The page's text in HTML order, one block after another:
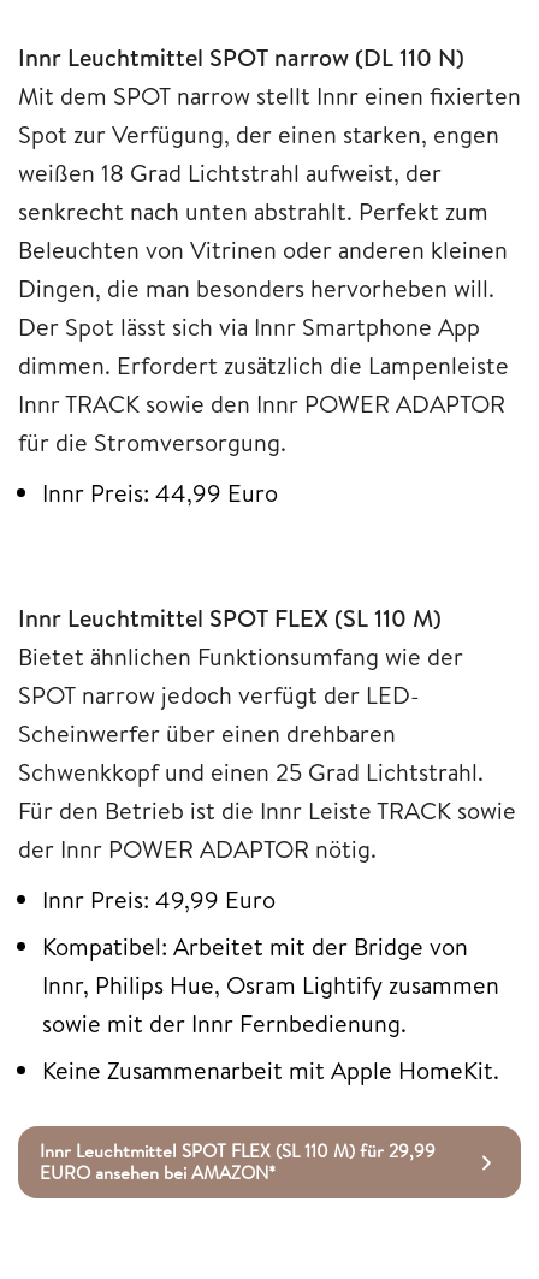
Innr Leuchtmittel SPOT narrow (DL 110 N)
Mit dem SPOT narrow stellt Innr einen fixierten
Spot zur Verfügung, der einen starken, engen
weißen 18 Grad Lichtstrahl aufweist, der
senkrecht nach unten abstrahlt. Perfekt zum
Beleuchten von Vitrinen oder anderen kleinen
Dingen, die man besonders hervorheben will.
Der Spot lässt sich via Innr Smartphone App
dimmen. Erfordert zusätzlich die Lampenleiste
Innr TRACK sowie den Innr POWER ADAPTOR
für die Stromversorgung.
Innr Preis: 44,99 Euro
Innr Leuchtmittel SPOT FLEX (SL 110 M)
Bietet ähnlichen Funktionsumfang wie der
SPOT narrow jedoch verfügt der LED-
Scheinwerfer über einen drehbaren
Schwenkkopf und einen 25 Grad Lichtstrahl.
Für den Betrieb ist die Innr Leiste TRACK sowie
der Innr POWER ADAPTOR nötig.
Innr Preis: 49,99 Euro
Kompatibel: Arbeitet mit der Bridge von
Innr, Philips Hue, Osram Lightify zusammen
sowie mit der Innr Fernbedienung.
Keine Zusammenarbeit mit Apple HomeKit.
Innr Leuchtmittel SPOT FLEX (SL 110 M) für 29,99
EURO ansehen bei AMAZON*